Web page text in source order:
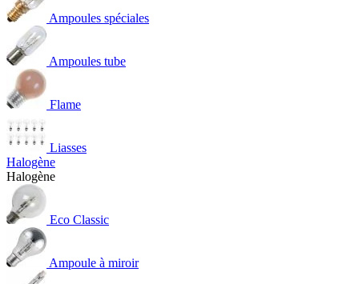
Ampoules spéciales
Ampoules tube
Flame
Liasses
Halogène
Halogène
Eco Classic
Ampoule à miroir